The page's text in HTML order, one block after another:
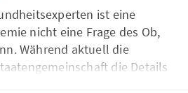
ist eine
nicht eine Frage des Ob,
Während aktuell die
die Details